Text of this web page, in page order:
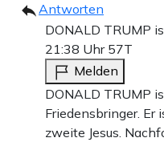
Antworten
DONALD TRUMP
21:38 Uhr 57T
Melden
DONALD TRUMP
Friedensbringer. Er
zweite Jesus.